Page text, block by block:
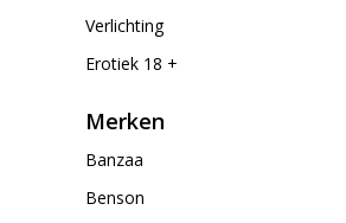
Verlichting
Erotiek 18 +
Merken
Banzaa
Benson